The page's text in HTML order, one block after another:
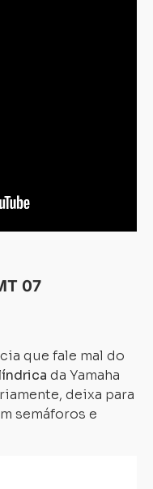
07
que fale mal do
da Yamaha
deixa para
semáforos e